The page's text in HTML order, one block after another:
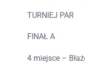
TURNIEJ PAR
FINAŁ A
4 miejsce –